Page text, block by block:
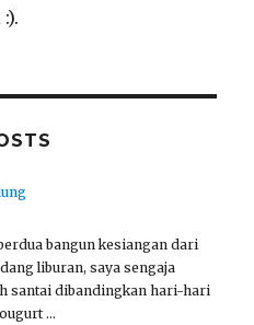
bangun kesiangan dari
liburan, saya sengaja
santai dibandingkan hari-hari
…